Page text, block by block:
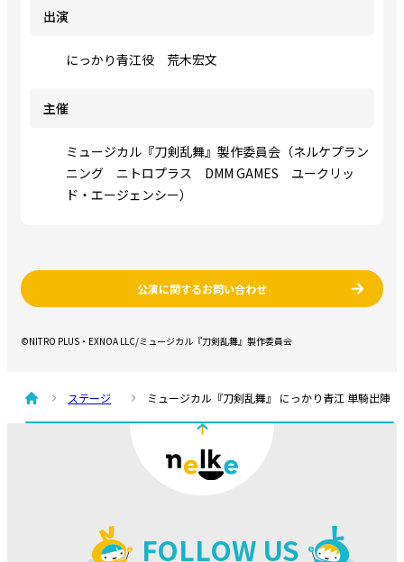
出演
にっかり青江役 荒木宏文
主催
ミュージカル『刀剣乱舞』製作委員会（ネルケプラン
ニング ニトロプラス DMM GAMES ユークリッ
ド・エージェンシー）
公演に関するお問い合わせ
©NITRO PLUS・EXNOA LLC/ミュージカル『刀剣乱舞』製作委員会
ステージ ミュージカル『刀剣乱舞』 にっかり青江 単騎出陣
FOLLOW US